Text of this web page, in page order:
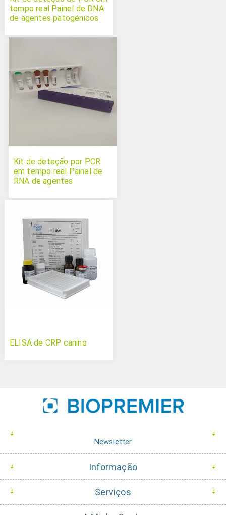
tempo real Painel de DNA
de agentes patogénicos
suínos
Kit de deteção por PCR
em tempo real Painel de
RNA de agentes
completo de suínos
ELISA de CRP canino
Newsletter
Informação
Serviços